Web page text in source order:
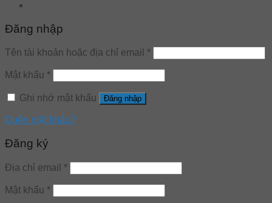
Đăng nhập
Tên tài khoản hoặc địa chỉ email *
Mật khẩu *
Ghi nhớ mật khẩu Đăng nhập
Quên mật khẩu?
Đăng ký
Địa chỉ email *
Mật khẩu *